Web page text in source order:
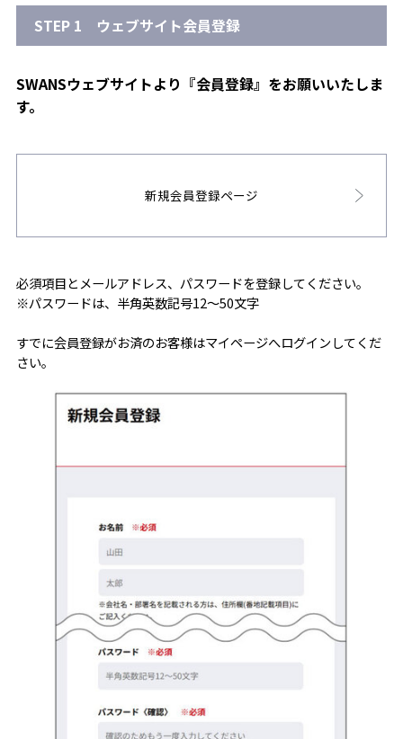
STEP 1 ウェブサイト会員登録
SWANSウェブサイトより『会員登録』をお願いいたしま
す。
新規会員登録ページ
必須項目とメールアドレス、パスワードを登録してください。
※パスワードは、半角英数記号12～50文字
すでに会員登録がお済のお客様はマイページへログインしてくだ
さい。